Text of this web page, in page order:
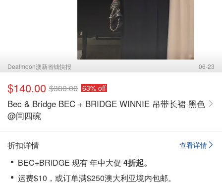
Dealmoon澳新省钱快报 06-23
$140.00 $380.00 63% off
Bec & Bridge BEC + BRIDGE WINNIE 吊带长裙 黑色
@闫四碗
查看详情
折扣详情
BEC+BRIDGE 现有 年中大促 4折起。
运费$10，或订单满$250澳大利亚境内包邮。